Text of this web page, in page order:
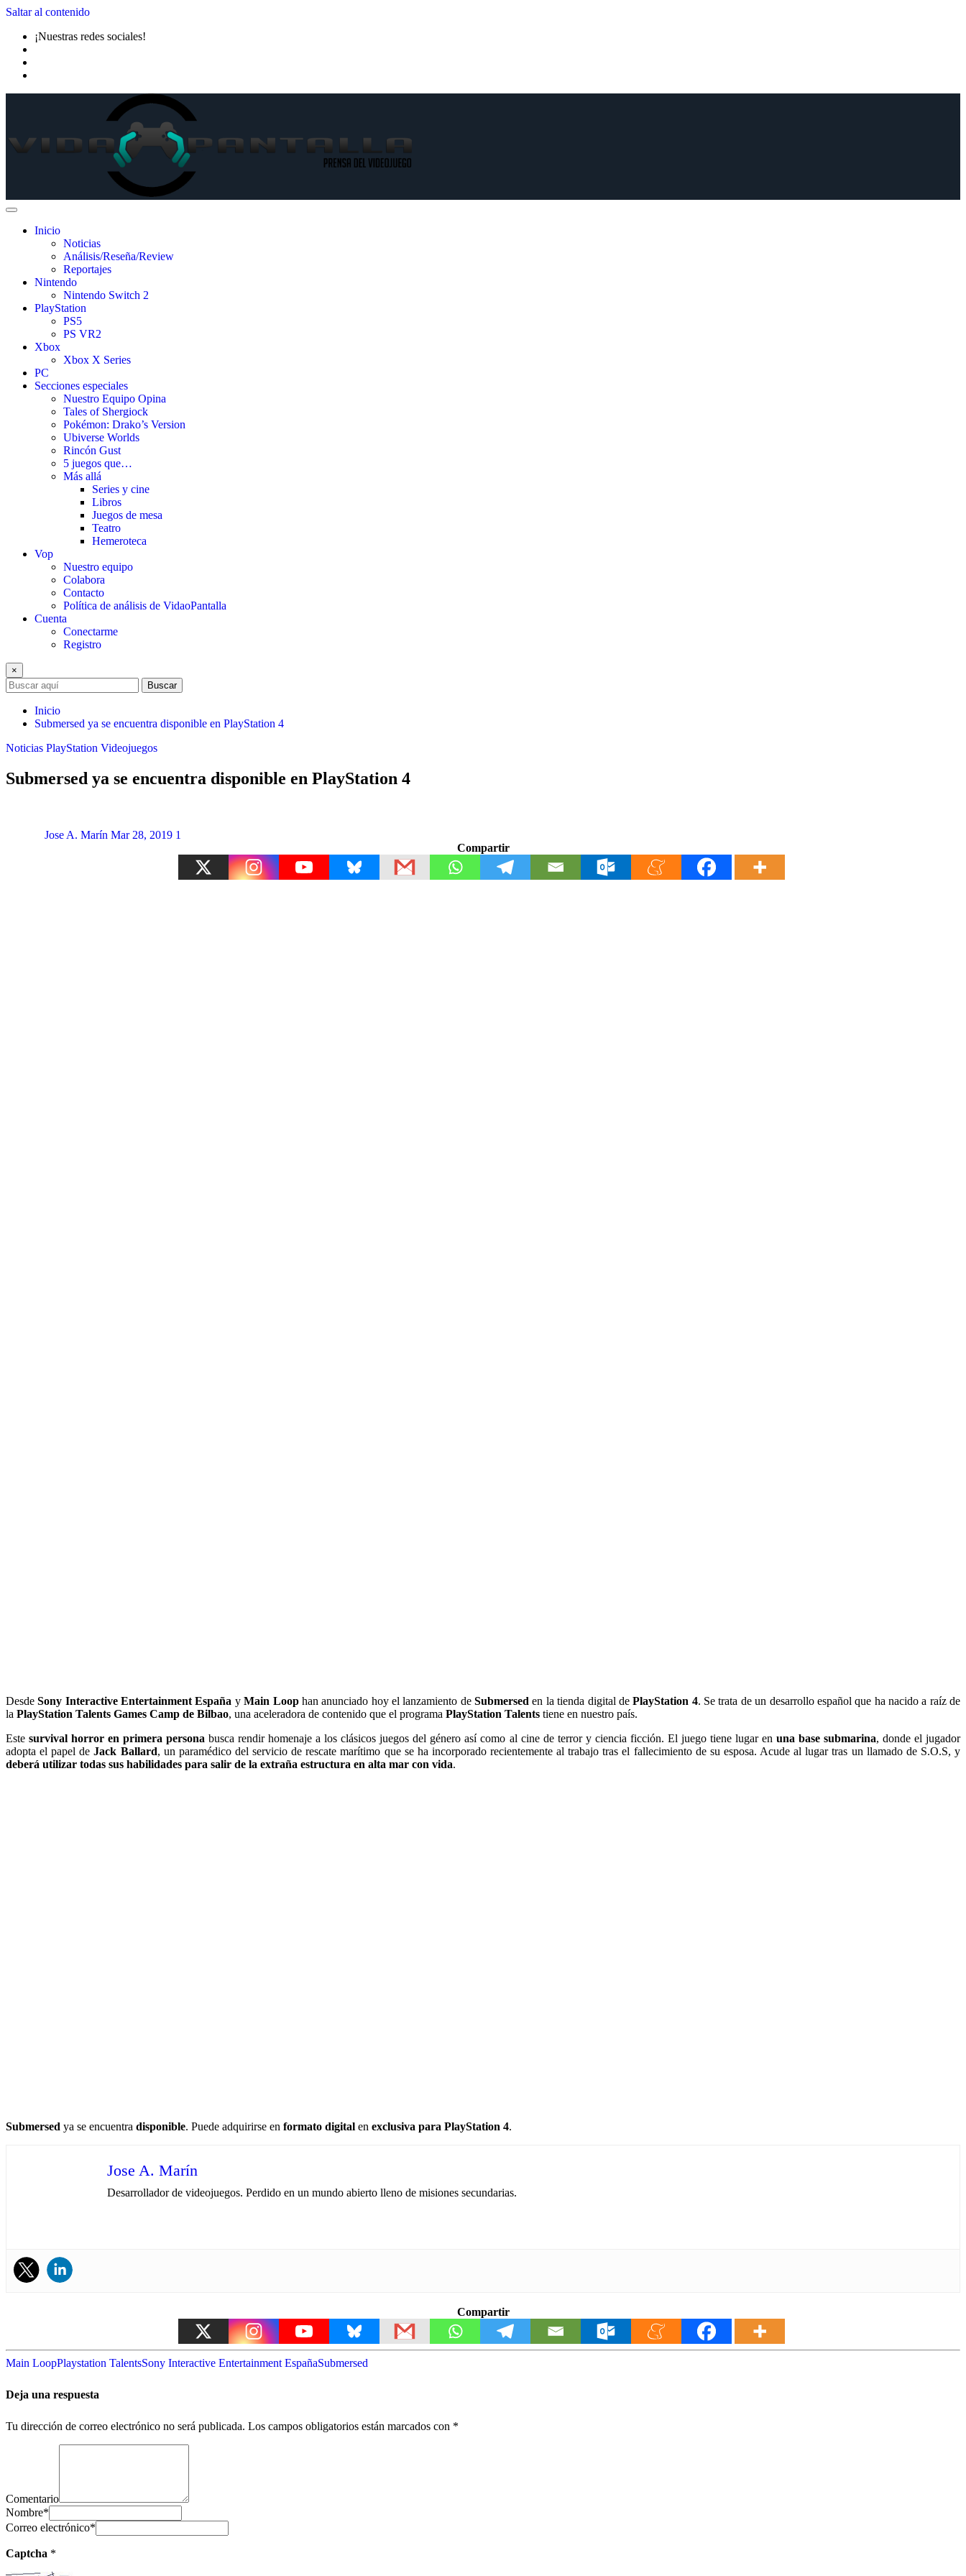
Saltar al contenido
¡Nuestras redes sociales!
Inicio
Noticias
Análisis/Reseña/Review
Reportajes
Nintendo
Nintendo Switch 2
PlayStation
PS5
PS VR2
Xbox
Xbox X Series
PC
Secciones especiales
Nuestro Equipo Opina
Tales of Shergiock
Pokémon: Drako’s Version
Ubiverse Worlds
Rincón Gust
5 juegos que…
Más allá
Series y cine
Libros
Juegos de mesa
Teatro
Hemeroteca
Vop
Nuestro equipo
Colabora
Contacto
Política de análisis de VidaoPantalla
Cuenta
Conectarme
Registro
×
Buscar
Inicio
Submersed ya se encuentra disponible en PlayStation 4
Noticias PlayStation Videojuegos
Submersed ya se encuentra disponible en PlayStation 4
Jose A. Marín Mar 28, 2019 1
Compartir
DesdeSony Interactive Entertainment España yMain Loophan anunciado hoy el lanzamiento deSubmersed en la tienda digital dePlayStation 4. Se trata de un desarrollo español que ha nacido a raíz de
la PlayStation Talents Games Camp de Bilbao, una aceleradora de contenido que el programa PlayStation Talents tiene en nuestro país.
Estesurvival horror en primera persona busca rendir homenaje a los clásicos juegos del género así como al cine de terror y ciencia ficción. El juego tiene lugar en una base submarina, donde el jugador
adopta el papel deJack Ballard, un paramédico del servicio de rescate marítimo que se ha incorporado recientemente al trabajo tras el fallecimiento de su esposa. Acude al lugar tras un llamado de S.O.S, y
deberá utilizar todas sus habilidades para salir de la extraña estructura en alta mar con vida.
Submersed ya se encuentra disponible. Puede adquirirse en formato digital en exclusiva para PlayStation 4.
Jose A. Marín
Desarrollador de videojuegos. Perdido en un mundo abierto lleno de misiones secundarias.
Compartir
Main LoopPlaystation TalentsSony Interactive Entertainment EspañaSubmersed
Deja una respuesta
Tu dirección de correo electrónico no será publicada. Los campos obligatorios están marcados con *
Comentario
Nombre*
Correo electrónico*
Captcha *